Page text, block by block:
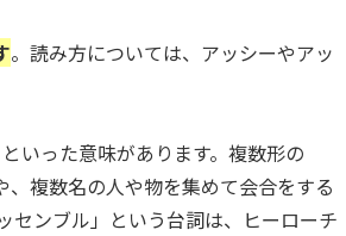
。読み方については、アッシーやアッ
いった意味があります。複数形の
複数名の人や物を集めて会合をする
センブル」という台詞は、ヒーローチ